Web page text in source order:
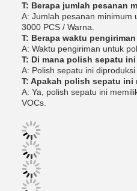
T: Berapa jumlah pesanan
A: Jumlah pesanan minimum
3000 PCS / Warna.
T: Berapa waktu
A: Waktu pengiriman untuk
T: Di mana polish sepatu
A: Polish sepatu ini diproduksi
T: Apakah polish sepatu
A: Ya, polish sepatu ini
VOCs.